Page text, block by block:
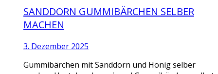
SANDDORN GUMMIBÄRCHEN SELBER
MACHEN
3. Dezember 2025
Gummibärchen mit Sanddorn und Honig selber